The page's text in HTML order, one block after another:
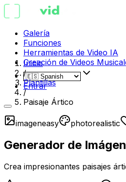
Galería
Funciones
Herramientas de Video IA
Creación de Videos
Entrar
Inicio
/
Plantillas
/
Paisaje Ártico
imageneasy photorealistic
Generador de
Crea impresionantes paisajes